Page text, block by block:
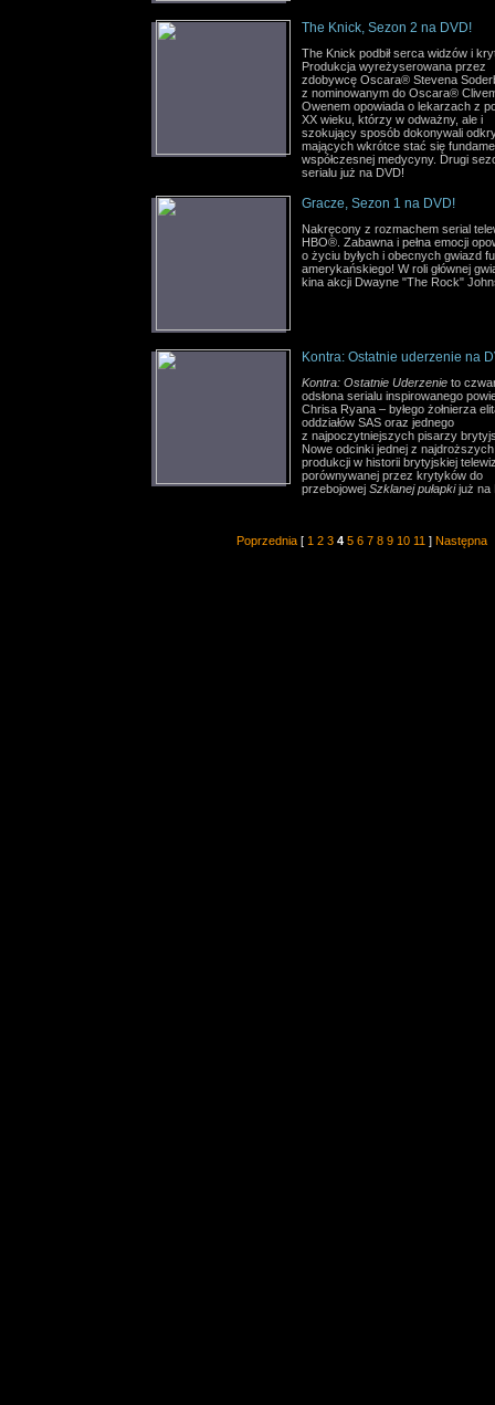
The Knick, Sezon 2 na DVD!
The Knick podbił serca widzów i
Produkcja wyreżyserowana przez
zdobywcę Oscara® Stevena
z nominowanym do Oscara®
Owenem opowiada o lekarzach z
XX wieku, którzy w odważny, ale i
szokujący sposób dokonywali
mających wkrótce stać się
współczesnej medycyny. Drugi
serialu już na DVD!
Gracze, Sezon 1 na DVD!
Nakręcony z rozmachem serial
HBO®. Zabawna i pełna emocji
o życiu byłych i obecnych gwiazd
amerykańskiego! W roli głównej
kina akcji Dwayne "The Rock"
Kontra: Ostatnie uderzenie na
Kontra: Ostatnie Uderzenie to
odsłona serialu inspirowanego
Chrisa Ryana – byłego żołnierza
oddziałów SAS oraz jednego
z najpoczytniejszych pisarzy
Nowe odcinki jednej z najdroższych
produkcji w historii brytyjskiej
porównywanej przez krytyków do
przebojowej Szklanej pułapkijuż na
Poprzednia[ 1 2 3 4 5 6 7 8 9 10 11 ] Następna